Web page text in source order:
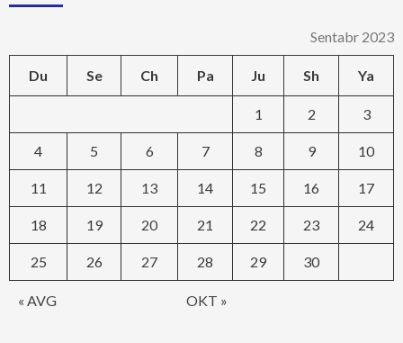
Sentabr 2023
Du Se Ch Pa Ju Sh Ya
« AVG OKT »
1 2 3
4 5 6 7 8 9 10
11 12 13 14 15 16 17
18 19 20 21 22 23 24
25 26 27 28 29 30